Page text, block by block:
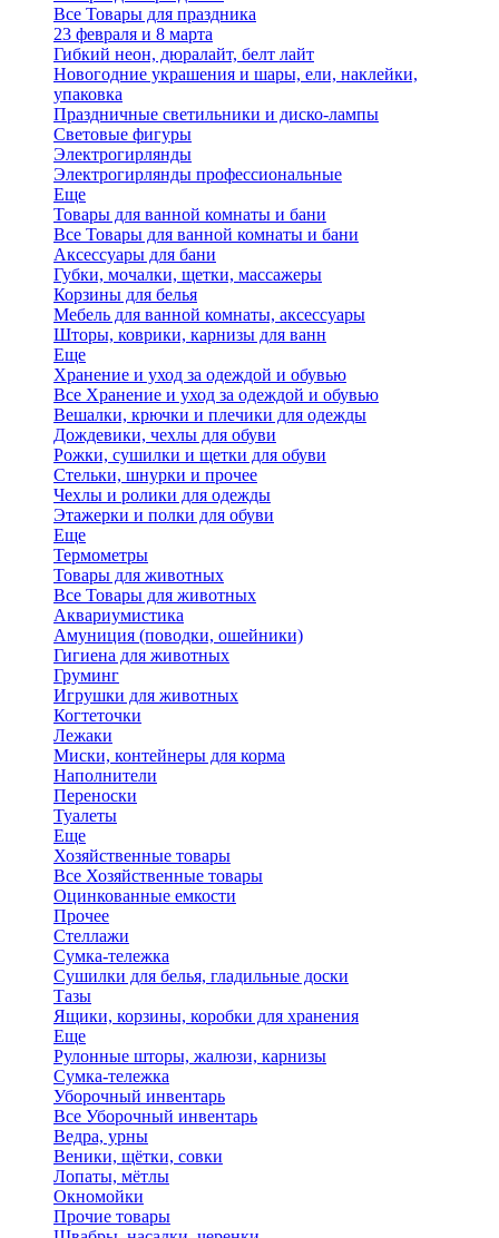
Все Товары для праздника
23 февраля и 8 марта
Гибкий неон, дюралайт, белт лайт
Новогодние украшения и шары, ели, наклейки,
упаковка
Праздничные светильники и диско-лампы
Световые фигуры
Электрогирлянды
Электрогирлянды профессиональные
Еще
Товары для ванной комнаты и бани
Все Товары для ванной комнаты и бани
Аксессуары для бани
Губки, мочалки, щетки, массажеры
Корзины для белья
Мебель для ванной комнаты, аксессуары
Шторы, коврики, карнизы для ванн
Еще
Хранение и уход за одеждой и обувью
Все Хранение и уход за одеждой и обувью
Вешалки, крючки и плечики для одежды
Дождевики, чехлы для обуви
Рожки, сушилки и щетки для обуви
Стельки, шнурки и прочее
Чехлы и ролики для одежды
Этажерки и полки для обуви
Еще
Термометры
Товары для животных
Все Товары для животных
Аквариумистика
Амуниция (поводки, ошейники)
Гигиена для животных
Груминг
Игрушки для животных
Когтеточки
Лежаки
Миски, контейнеры для корма
Наполнители
Переноски
Туалеты
Еще
Хозяйственные товары
Все Хозяйственные товары
Оцинкованные емкости
Прочее
Стеллажи
Сумка-тележка
Сушилки для белья, гладильные доски
Тазы
Ящики, корзины, коробки для хранения
Еще
Рулонные шторы, жалюзи, карнизы
Сумка-тележка
Уборочный инвентарь
Все Уборочный инвентарь
Ведра, урны
Веники, щётки, совки
Лопаты, мётлы
Окномойки
Прочие товары